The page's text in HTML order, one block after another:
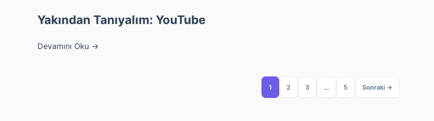
Yakından Tanıyalım: YouTube
Devamını Oku →
1 2 3 … 5 Sonraki →